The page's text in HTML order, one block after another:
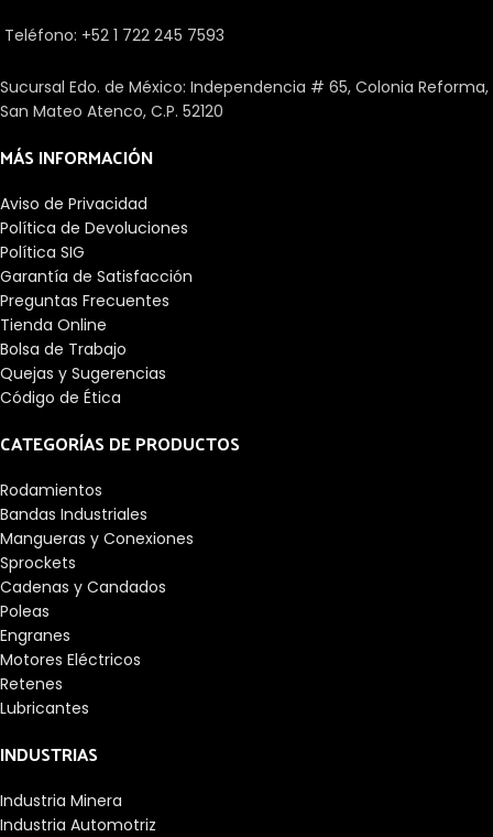
una gran cantidad de tipos
aspectos como las cargas, su
rodantes o la velocidad.
deben utilizarse
preferiblemente rodamientos
Teléfono: +52 1 722 245 7593
Sucursal Edo. de México: Independencia # 65, Colonia Reforma,
San Mateo Atenco, C.P. 52120
MÁS INFORMACIÓN
Aviso de Privacidad
Política de Devoluciones
Política SIG
Garantía de Satisfacción
Preguntas Frecuentes
Tienda Online
Bolsa de Trabajo
Quejas y Sugerencias
Código de Ética
CATEGORÍAS DE PRODUCTOS
Rodamientos
Bandas Industriales
Mangueras y Conexiones
Sprockets
Cadenas y Candados
Poleas
Engranes
Motores Eléctricos
Retenes
Lubricantes
INDUSTRIAS
Industria Minera
Industria Automotriz